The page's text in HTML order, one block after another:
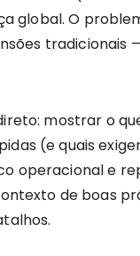
global. O
mostrar o
(e quais
operacional e
de boas